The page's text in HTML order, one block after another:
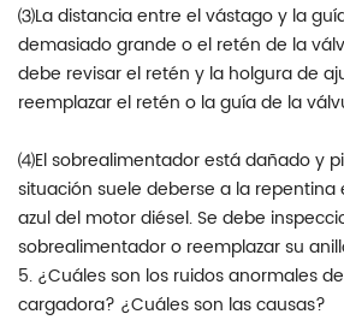
⑶La distancia entre el vástago y la
demasiado grande o el retén de la
debe revisar el retén y la holgura de
reemplazar el retén o la guía de la
⑷El sobrealimentador está dañado y
situación suele deberse a la
azul del motor diésel. Se debe
sobrealimentador o reemplazar su
5. ¿Cuáles son los ruidos anormales
cargadora? ¿Cuáles son las causas?